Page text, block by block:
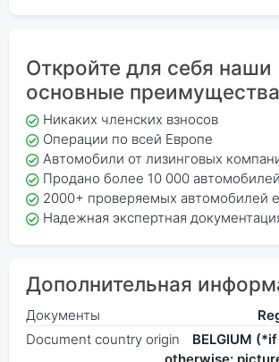
Откройте для себя наши
основные преимущества
Никаких членских взносов
Операции по всей Европе
Автомобили от лизинговых
Продано более 10 000
2000+ проверяемых автомобилей
Надежная экспертная
Дополнительная
Документы
Document country origin
BELGIUM